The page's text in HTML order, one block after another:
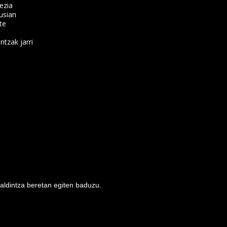
jarri
beretan egiten baduzu.